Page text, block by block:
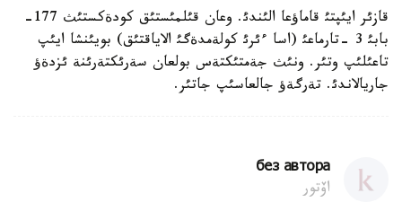
قازئر ايئپتئ قاماؤعا الئندئ. وعان قئلمئستئق كودةكستئث 177-
بابئ 3 -تارماعئ (اسا ءئرئ كولةمدةگئ الاياقتئق) بويئنشا ايئپ
تاعئلئپ وتئر. ونئث جةمتئكتةس بولعان سةرئكتةرئنة ئزدةؤ
جاريالاندئ. تةرگةؤ جالعاسئپ جاتئر.
без автора
اۆتور